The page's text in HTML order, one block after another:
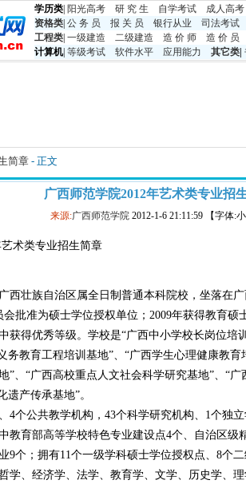
学历类 阳光高考 研 究 生 自学考试
成人高考
资格类 公 务 员 报 关 员 银行从业
司法考试
工程类 一级建造 二级建造 造 价 师
造 价 员
计算机| 等级考试 软件水平 应用能力 其它类
简章 - 正文
广西师范学院2012年艺术类专业招
来源:广西师范学院 2012-1-6 21:11:59 【字体:
艺术类专业招生简章
西壮族自治区属全日制普通本科院校，坐落在
批准为硕士学位授权单位；2009年获得教育硕
获得优秀等级。学校是“广西中小学校长岗位培
务教育工程培训基地”、“广西学生心理健康教
”、“广西高校重点人文社会科学研究基地”、“
遗产传承基地”。
4个公共教学机构，43个科学研究机构、1个独
教育部高等学校特色专业建设点4个、自治区级
9个；拥有11个一级学科硕士学位授权点、8个
学、经济学、法学、教育学、文学、历史学、